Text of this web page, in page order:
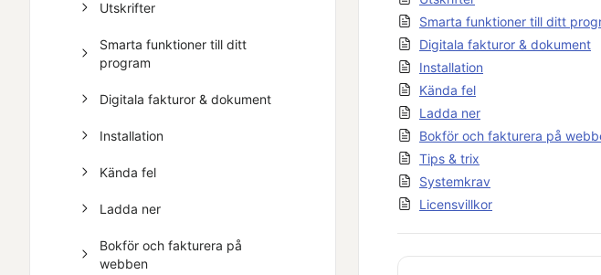
Utskrifter
Smarta funktioner till ditt
program
Digitala fakturor & dokument
Installation
Kända fel
Ladda ner
Bokför och fakturera på
webben
Smarta funktioner till ditt
Digitala fakturor & dokument
Installation
Kända fel
Ladda ner
Bokför och fakturera på
Tips & trix
Systemkrav
Licensvillkor